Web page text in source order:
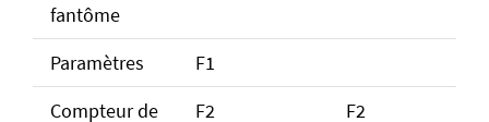
fantôme
Paramètres
F1
Compteur de
F2 F2